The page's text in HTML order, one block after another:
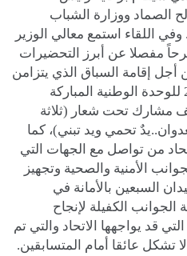
الصماد ووزارة الشباب
والرياضة بتاريخ 10 مايو 2018. وفي اللقاء استمع معالي الوزير
مفصلا عن أبرز التحضيرات
إقامة السباق الذي يتزامن
مع احتفالات بلادنا بالعيد الــ28 للوحدة الوطنية المباركة
مشارك تحت شعار (ثلاثة
تحمي ويد تبني)، كما
من تواصل مع الجهات التي
الأمنية والصحية وتجهيز
السبعين بالأمانة في
الكفيلة لإنجاح
قد يواجهها الاتحاد والتي تم
تشكل عائقا أمام المتسابقين.